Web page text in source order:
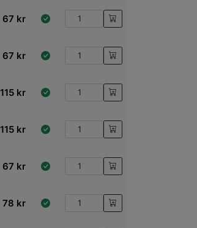
67 kr
67 kr
115 kr
115 kr
67 kr
78 kr